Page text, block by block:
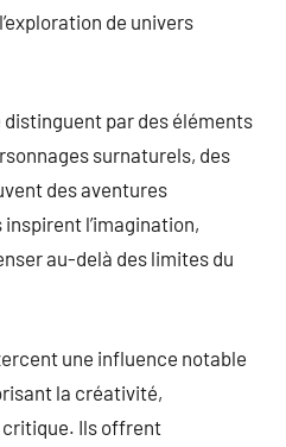
de univers
par des éléments
surnaturels, des
des aventures
l’imagination,
au-delà des limites du
une influence notable
la créativité,
critique. Ils offrent